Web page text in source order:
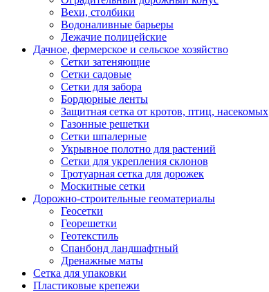
Вехи, столбики
Водоналивные барьеры
Лежачие полицейские
Дачное, фермерское и сельское хозяйство
Сетки затеняющие
Сетки садовые
Сетки для забора
Бордюрные ленты
Защитная сетка от кротов, птиц, насекомых
Газонные решетки
Сетки шпалерные
Укрывное полотно для растений
Сетки для укрепления склонов
Тротуарная сетка для дорожек
Москитные сетки
Дорожно-строительные геоматериалы
Геосетки
Георешетки
Геотекстиль
Спанбонд ландшафтный
Дренажные маты
Сетка для упаковки
Пластиковые крепежи